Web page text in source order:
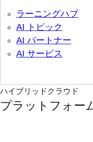
ラーニングハブ
AI トピック
AI パートナー
AI サービス
ハイブリッドクラウド
プラットフォー